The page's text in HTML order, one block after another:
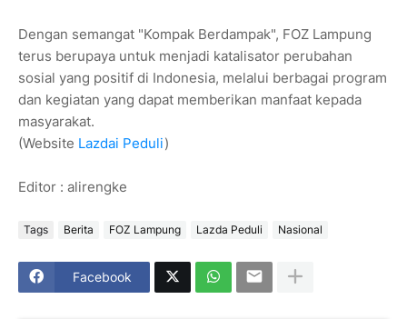
Dengan semangat "Kompak Berdampak", FOZ Lampung
terus berupaya untuk menjadi katalisator perubahan
sosial yang positif di Indonesia, melalui berbagai program
dan kegiatan yang dapat memberikan manfaat kepada
masyarakat.
(Website Lazdai Peduli)
Editor : alirengke
Tags Berita FOZ Lampung Lazda Peduli Nasional
Facebook